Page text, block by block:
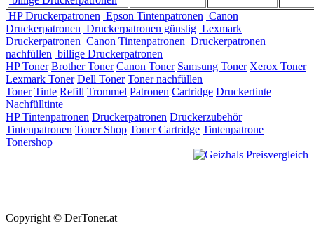
HP Druckerpatronen Epson Tintenpatronen Canon
Druckerpatronen Druckerpatronen günstig Lexmark
Druckerpatronen Canon Tintenpatronen Druckerpatronen
nachfüllen billige Druckerpatronen
HP Toner Brother Toner Canon Toner Samsung Toner Xerox Toner
Lexmark Toner Dell Toner Toner nachfüllen
Toner Tinte Refill Trommel Patronen Cartridge Druckertinte
Nachfülltinte
HP Tintenpatronen Druckerpatronen Druckerzubehör
Tintenpatronen Toner Shop Toner Cartridge Tintenpatrone
Tonershop
Copyright © DerToner.at